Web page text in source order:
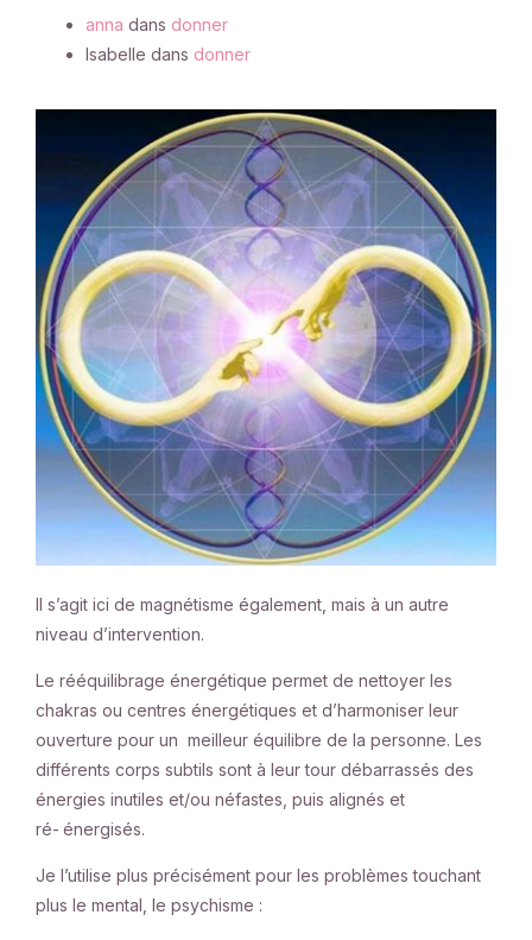
anna dans donner
Isabelle dans donner
Il s’agit ici de magnétisme également, mais à un autre
niveau d’intervention.
Le rééquilibrage énergétique permet de nettoyer les
chakras ou centres énergétiques et d’harmoniser leur
ouverture pour un meilleur équilibre de la personne. Les
différents corps subtils sont à leur tour débarrassés des
énergies inutiles et/ou néfastes, puis alignés et
ré- énergisés.
Je l’utilise plus précisément pour les problèmes touchant
plus le mental, le psychisme :